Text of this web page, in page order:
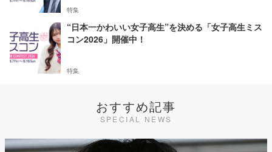
特集
“日本一かわいい女子高生”を決める「女子高生ミス
コン2026」開催中！
特集
おすすめ記事
SPECIAL NEWS